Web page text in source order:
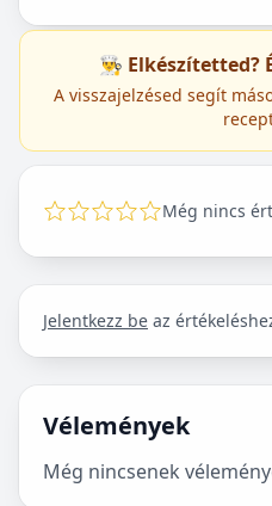
👨‍🍳
A visszajelzésed segít
Még nincs
Jelentkezz be az
Vélemények
Még nincsenek